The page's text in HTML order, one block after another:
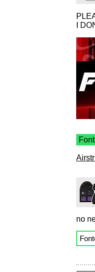
I
no